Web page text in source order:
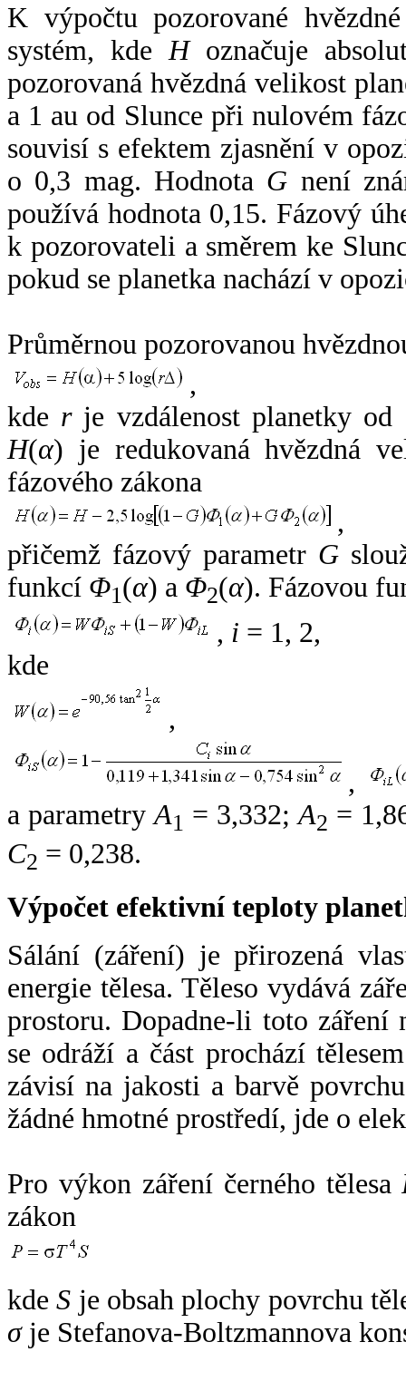
K výpočtu pozorované
systém, kde Hoznačuje
pozorovaná hvězdná velikost
a 1 au od Slunce při nulovém
souvisí s efektem zjasnění v
o 0,3 mag. Hodnota G není
používá hodnota 0,15. Fázový
k pozorovateli a směrem ke
pokud se planetka nachází v
Průměrnou pozorovanou
,
kde rje vzdálenost planetky od
H(α) je redukovaná hvězdná
fázového zákona
,
přičemž fázový parametr G
funkcí Φ1(α) a Φ2(α). Fázovou
, i = 1, 2,
kde
,
,
a parametryA1 = 3,332;A2 =
C2 = 0,238.
Výpočet efektivní teploty
Sálání (záření) je přirozená
energie tělesa. Těleso vydává
prostoru. Dopadne-li toto záření
se odráží a část prochází
závisí na jakosti a barvě
žádné hmotné prostředí, jde o
Pro výkon záření černého tělesa
zákon
kdeS je obsah plochy povrchu
σje Stefanova-Boltzmannova